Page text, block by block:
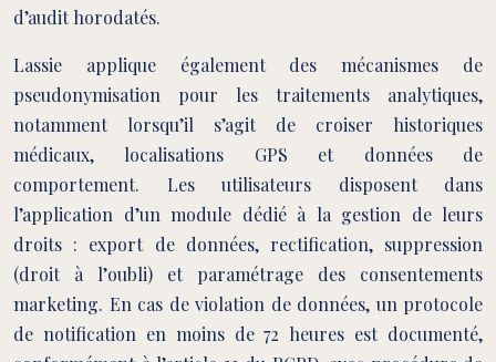
d’audit horodatés.
Lassie applique également des mécanismes de
pseudonymisation pour les traitements analytiques,
notamment lorsqu’il s’agit de croiser historiques
médicaux, localisations GPS et données de
comportement. Les utilisateurs disposent dans
l’application d’un module dédié à la gestion de leurs
droits : export de données, rectification, suppression
(droit à l’oubli) et paramétrage des consentements
marketing. En cas de violation de données, un protocole
de notification en moins de 72 heures est documenté,